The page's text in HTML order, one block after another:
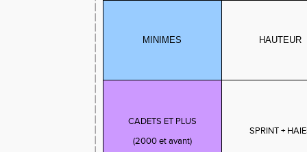
MINIMES HAUTEUR
CADETS ET PLUS
(2000 et avant)
SPRINT +